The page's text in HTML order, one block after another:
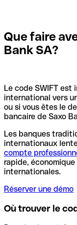
Que faire
Bank SA?
Le code SWIFT
international vers
ou si vous êtes le
bancaire de Saxo
Les banques
internationaux
compte
rapide,
internationales.
Réserver une démo
Où trouver le